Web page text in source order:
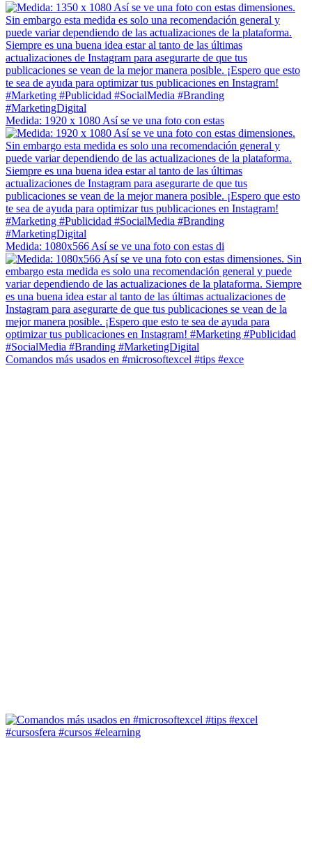
Medida: 1920 x 1080 Así se ve una foto con estas
Medida: 1080x566 Así se ve una foto con estas di
Comandos más usados en #microsoftexcel #tips #exce